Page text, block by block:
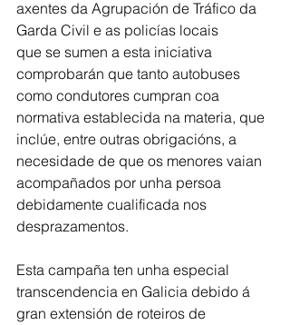
axentes da Agrupación de Tráfico da
Garda Civil e as policías locais
que se sumen a esta iniciativa
comprobarán que tanto autobuses
como condutores cumpran coa
normativa establecida na materia, que
inclúe, entre outras obrigacións, a
necesidade de que os menores vaian
acompañados por unha persoa
debidamente cualificada nos
desprazamentos.
Esta campaña ten unha especial
transcendencia en Galicia debido á
gran extensión de roteiros de